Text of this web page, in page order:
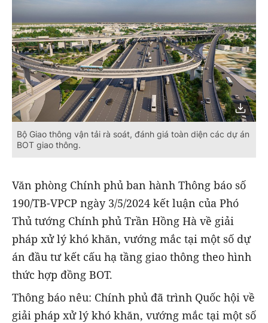
Bộ Giao thông vận tải rà soát, đánh giá toàn diện các dự án
BOT giao thông.
Văn phòng Chính phủ ban hành Thông báo số
190/TB-VPCP ngày 3/5/2024 kết luận của Phó
Thủ tướng Chính phủ Trần Hồng Hà về giải
pháp xử lý khó khăn, vướng mắc tại một số dự
án đầu tư kết cấu hạ tầng giao thông theo hình
thức hợp đồng BOT.
Thông báo nêu: Chính phủ đã trình Quốc hội về
giải pháp xử lý khó khăn, vướng mắc tại một số